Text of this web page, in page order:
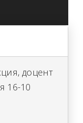
доцент
16-10